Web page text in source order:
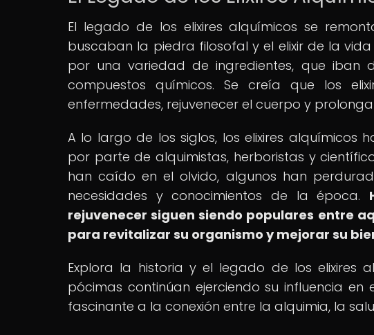
El legado de los elixires alquímicos se
buscaban la piedra filosofal y el elixir de la
por una variedad de ingredientes, que iban
compuestos químicos. Se creía que los
enfermedades, rejuvenecer el cuerpo y
A lo largo de los siglos, los elixires alquímicos
por parte de alquimistas, herboristas y
han caído en el olvido, algunos han
necesidades y conocimientos de la época.
rejuvenecer siguen siendo populares entre
para revitalizar su organismo y mejorar su
Explora la historia y el legado de los elixires
pócimas continúan ejerciendo su influencia
fascinante a la conexión entre la alquimia, la